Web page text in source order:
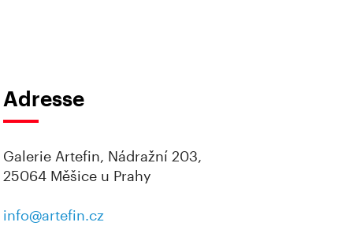
Adresse
Galerie Artefin, Nádražní 203,
25064 Měšice u Prahy
info@artefin.cz